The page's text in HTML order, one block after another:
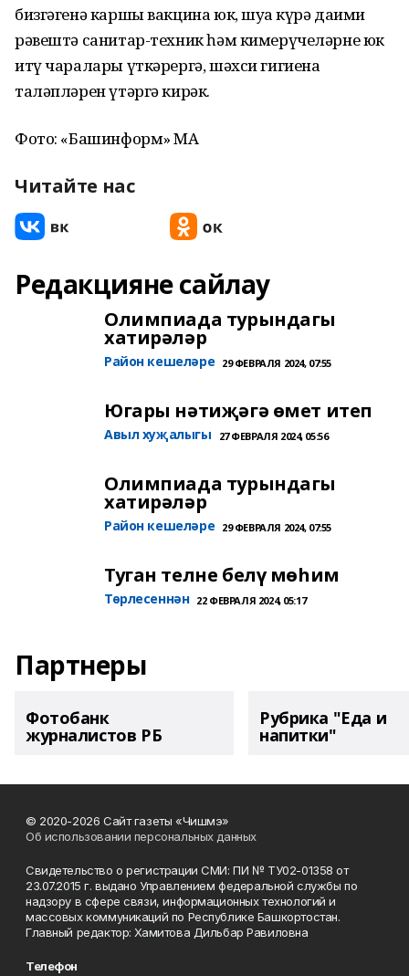
бизгәгенә каршы вакцина юк, шуңа күрә даими
рәвештә санитар-техник һәм кимерүчеләрне юк
итү чаралары үткәрергә, шәхси гигиена
таләпләрен үтәргә кирәк.
Фото: «Башинформ» МА
Читайте нас
Редакцияне сайлау
Олимпиада турындагы
хатирәләр
Район кешеләре 29 ФЕВРАЛЯ 2024, 07:55
Югары нәтиҗәгә өмет итеп
Авыл хуҗалыгы 27 ФЕВРАЛЯ 2024, 05:56
Олимпиада турындагы
хатирәләр
Район кешеләре 29 ФЕВРАЛЯ 2024, 07:55
Туган телне белү мөһим
Төрлесеннән 22 ФЕВРАЛЯ 2024, 05:17
Партнеры
Фотобанк
журналистов РБ
Рубрика "Еда и
напитки"
© 2020-2026 Сайт газеты «Чишмэ»
Об использовании персональных данных
Свидетельство о регистрации СМИ: ПИ № ТУ02-01358 от
23.07.2015 г. выдано Управлением федеральной службы по
надзору в сфере связи, информационных технологий и
массовых коммуникаций по Республике Башкортостан.
Главный редактор: Хамитова Дильбар Равиловна
Телефон